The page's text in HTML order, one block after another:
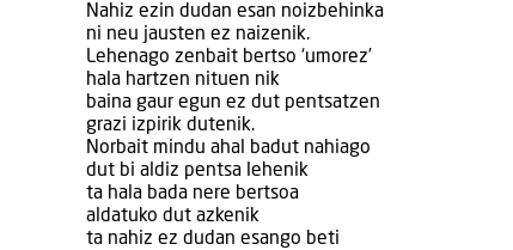
Nahiz ezin dudan esan noizbehinka
ni neu jausten ez naizenik.
Lehenago zenbait bertso ‘umorez’
hala hartzen nituen nik
baina gaur egun ez dut pentsatzen
grazi izpirik dutenik.
Norbait mindu ahal badut nahiago
dut bi aldiz pentsa lehenik
ta hala bada nere bertsoa
aldatuko dut azkenik
ta nahiz ez dudan esango beti